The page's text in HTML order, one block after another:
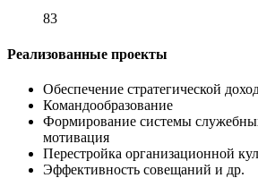
83
Реализованные проекты
Обеспечение стратегической
Командообразование
Формирование системы
мотивация
Перестройка организационной
Эффективность совещаний и др.